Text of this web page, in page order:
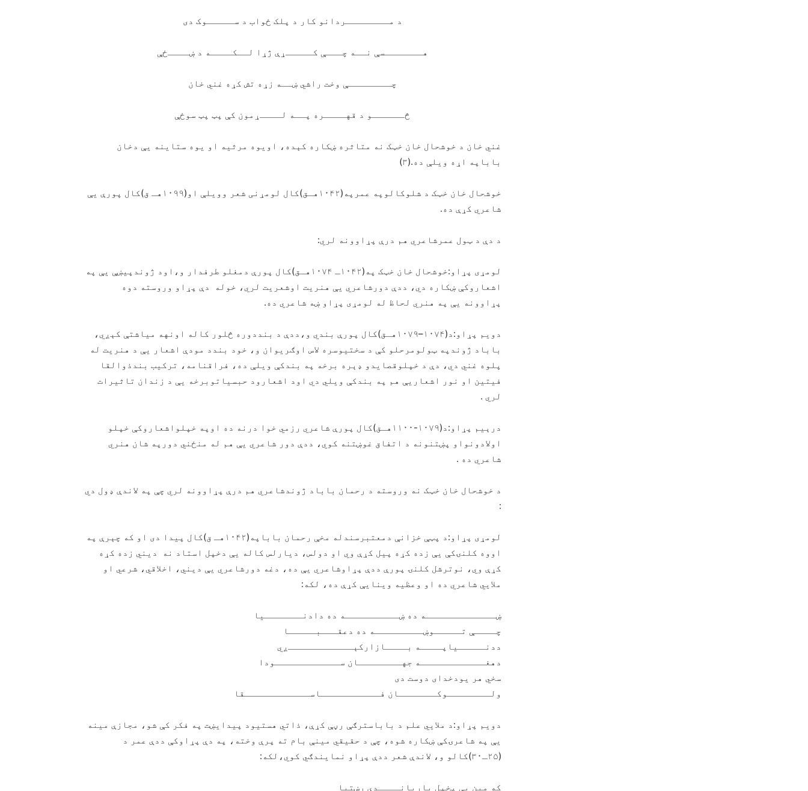
د مــــــــردانو کار د پلک ځواب د ســـــوک دی
هـــــــسې نــه چـــې کـــــړې ژړا لــکــــه د ښــــځې
چــــــــې وخت راشي ښــه زړه تش کړه غني خان
څــــــو د قهــــره پــه لــــړمون کې پټ پټ سوځې
غني خان د خوشحال خان خټک نه متاثره ښکاره کېده، اویوه مرثیه او یوه ستاینه یې دخان
باباپه اړه ویلې ده.(۳)
خوشحال خان خټک د شلوکالوپه عمرپه(۱۰۴۲هـق)کال لومړنی شعر وویلې او(۱۰۹۹هـ ق)کال پورې یې
شاعري کړې ده.
د دې د ټول عمرشاعري هم درې پړاوونه لري:
لومړی پړاو:خوشحال خان خټک په(۱۰۴۲ـ ۱۰۷۴هـق)کال پورې دمغلو طرفدار و،اود ژوندپیښې یې په
اشعاروکې ښکاره دي، ددې دورشاعري یې هنریت اوشعریت لري، خوله دې پړاو وروسته دوه
پړاوونه یې په هنري لحاظ له لومړی پړاو ښه شاعري ده.
دويم پړاو:د(۱۰۷۴–۱۰۷۹هـق)کال پورې بندي و،ددې د بنددوره څلور کاله اونهه میاشتې کېږي،
باباد ژوندپه ټولومرحلو کې د سختیوسره لاس اوګریوان و، خود بندد مودې اشعار یې د هنریت له
پلوه غني دي، دې د خپلوقصایدو ډېره برخه په بندکې ویلې ده، فراقنامه، ترکیب بندذوالقا
فیتین او نور اشعاریې هم په بندکې ویلي دي اود اشعارود حبسیاتوبرخه یې د زندان تاثیرات
لري .
درېيم پړاو:د(۱۰۷۹-۱۱۰۰هـق)کال پورې شاعري رزمي خوا درنه ده اوپه خپلواشعاروکې خپلو
اولادونواو پښتنونه د اتفاق غوښتنه کوي، ددې دور شاعري یې هم له منځني دورپه شان هنري
شاعري ده .
د خوشحال خان خټک نه وروسته د رحمان باباد ژوندشاعري هم درې پړاوونه لري چې په لاندې ډول دي
:
لومړی پړاو:د پټې خزانې دمعتبرسندله مخې رحمان باباپه(۱۰۴۲هـ ق)کال پیدا دی او که چېرې په
اووه کلنۍکې یې زده کړه پیل کړې وي او دولس، دیارلس کاله یې دخپل استاد نه دیني زده کړه
کړې وي، نوترشل کلنۍ پورې ددې پړاوشاعري یې ده، دغه دورشاعري یې دیني، اخلاقي، شرعي او
ملایي شاعري ده او وعظيه وینايې کړې ده، لکه:
ښـــــــــــــه ده ښــــــــــه ده دادنـــــــیا
چــــې تـــــوښـــــــــه ده دعقـــبـــــا
ددنـــــیاپــــه بــــازارکېــــــــــــږي
دهغــــــــــــه جهــــــــان ســــــــــــودا
سخي هر یودخدای دوست دی
ولــــــــوکـــــــان فـــــــــــاســــــــــــقا
دويم پړاو:د ملایي علم د باباسترګې رڼې کړې، ذاتي هستیود پیدایښت په فکر کې شو، مجازې مینه
یې په شاعرۍکې ښکاره شوه، چې د حقیقي مینې بام ته پرې وخته، په دې پړاوکې ددې عمر د
(۲۵ـ۳۰)کالو و، لاندې شعر ددې پړاو نمایندګي کوي،لکه:
که مین يې پخپل یاربانــــدې رښتیا